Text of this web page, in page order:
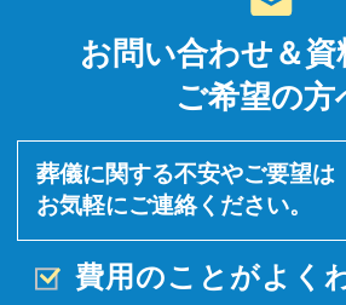
お問い合わせ＆資
ご希望の方
葬儀に関する不安やご要望は
お気軽にご連絡ください。
費用のことがよく